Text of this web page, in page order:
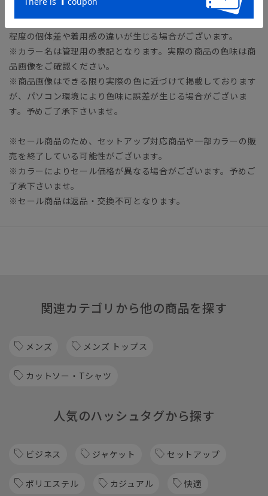
をご覧下さい。
※同サイズまたは同一商品でも、生産の過程で1.0cm～2.0cm
程度の個体差や着用感の違いが生じる場合がございます。
※カラー名は管理用の表記となります。実際の商品の色味は商
品画像をご確認ください。
※商品画像はできる限り実際の色に近づけて掲載しております
が、パソコン環境により色味に誤差が生じる場合がございま
す。予めご了承下さいませ。
※セール商品のため、セットアップ対応商品や一部カラーの販
売を終了している可能性がございます。
※カラーによりセール価格が異なる場合がございます。予めご
了承下さいませ。
※セール商品は返品・交換不可となります。
関連カテゴリから他の商品を探す
メンズ メンズ トップス
カットソー・Tシャツ
人気のハッシュタグから探す
ビジネス ジャケット セットアップ
ポリエステル カジュアル 快適